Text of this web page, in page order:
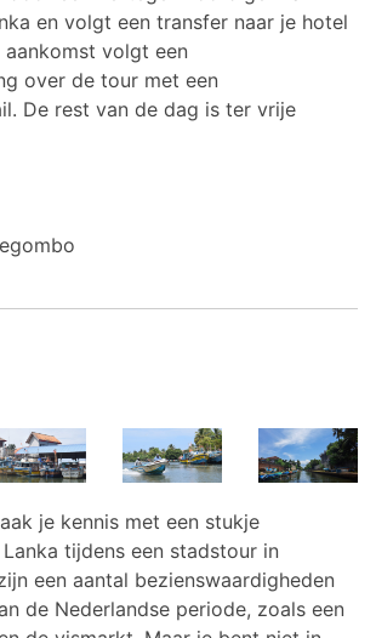
en volgt een transfer naar je hotel
aankomst volgt een
over de tour met een
De rest van de dag is ter vrije
je kennis met een stukje
tijdens een stadstour in
een aantal bezienswaardigheden
de Nederlandse periode, zoals een